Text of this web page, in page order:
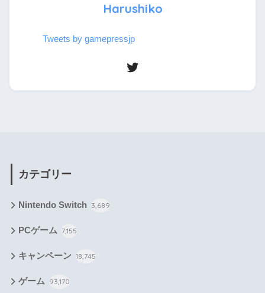
Harushiko
Tweets by gamepressjp
カテゴリー
Nintendo Switch 3,689
PCゲーム 7,155
キャンペーン 18,745
ゲーム 93,170